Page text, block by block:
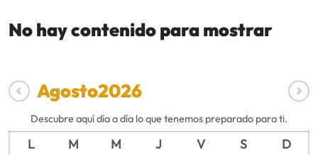
No hay contenido para mostrar
Agosto2026
Descubre aquí día a día lo que tenemos preparado para ti.
L M M J V S D